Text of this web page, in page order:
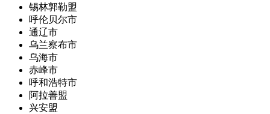
锡林郭勒盟
呼伦贝尔市
通辽市
乌兰察布市
乌海市
赤峰市
呼和浩特市
阿拉善盟
兴安盟